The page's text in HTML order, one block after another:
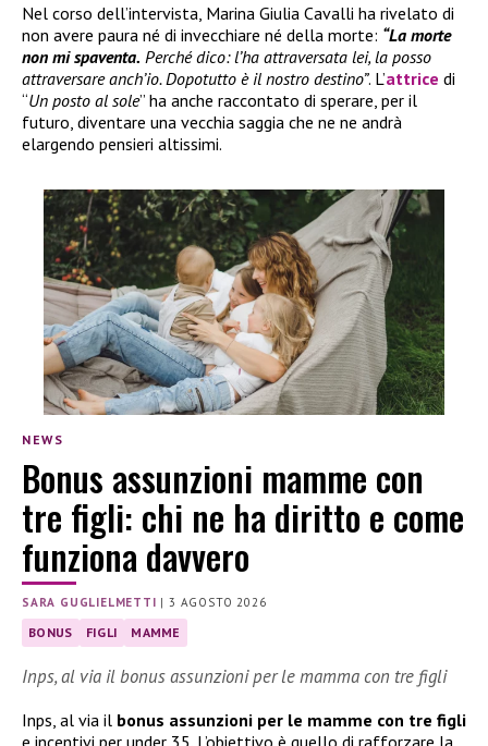
Nel corso dell’intervista, Marina Giulia Cavalli ha rivelato di
non avere paura né di invecchiare né della morte: “La morte
non mi spaventa. Perché dico: l’ha attraversata lei, la posso
attraversare anch’io. Dopotutto è il nostro destino”. L’attrice di
“Un posto al sole” ha anche raccontato di sperare, per il
futuro, diventare una vecchia saggia che ne ne andrà
elargendo pensieri altissimi.
NEWS
Bonus assunzioni mamme con
tre figli: chi ne ha diritto e come
funziona davvero
SARA GUGLIELMETTI |3 AGOSTO 2026
BONUS FIGLI MAMME
Inps, al via il bonus assunzioni per le mamma con tre figli
Inps, al via il bonus assunzioni per le mamme con tre figli
e incentivi per under 35. L’obiettivo è quello di rafforzare la